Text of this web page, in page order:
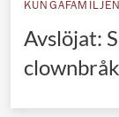
KUNGAFAMILJEN
Avslöjat: